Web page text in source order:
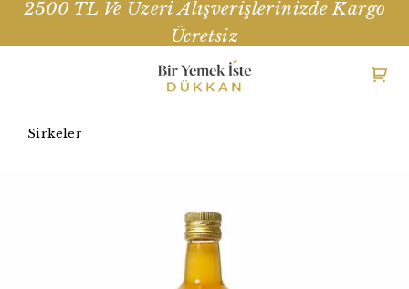
2500 TL Ve Üzeri Alışverişlerinizde Kargo
Ücretsiz
Sirkeler